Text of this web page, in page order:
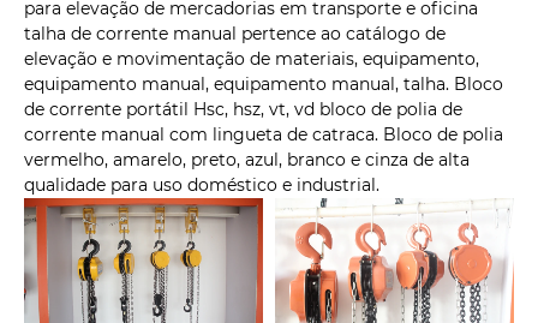
para elevação de mercadorias em transporte e oficina
talha de corrente manual pertence ao catálogo de
elevação e movimentação de materiais, equipamento,
equipamento manual, equipamento manual, talha. Bloco
de corrente portátil Hsc, hsz, vt, vd bloco de polia de
corrente manual com lingueta de catraca. Bloco de polia
vermelho, amarelo, preto, azul, branco e cinza de alta
qualidade para uso doméstico e industrial.